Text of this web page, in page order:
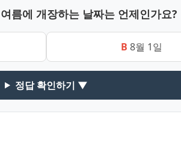
름에 개장하는 날짜는 언제인가요?
B 8월 1일
정답 확인하기 ▼